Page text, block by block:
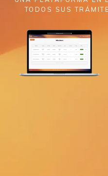
TODOS SUS